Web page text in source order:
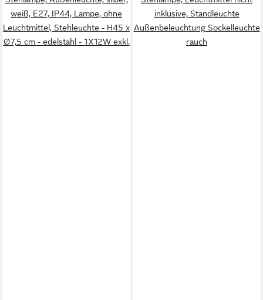
weiß, E27, IP44, Lampe, ohne
Leuchtmittel, Stehleuchte - H45 x
Ø7,5 cm - edelstahl - 1X12W exkl.
inklusive, Standleuchte
Außenbeleuchtung Sockelleuchte
rauch